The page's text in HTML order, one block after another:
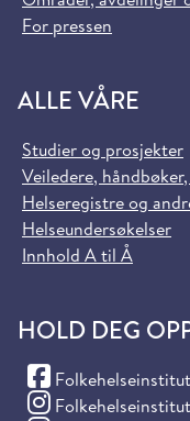
For pressen
ALLE VÅRE
Studier og prosjekter
Veiledere,
Helseregistre og
Helseundersøkelser
Innhold A til Å
HOLD DEG
(Facebook)
(Instagram)